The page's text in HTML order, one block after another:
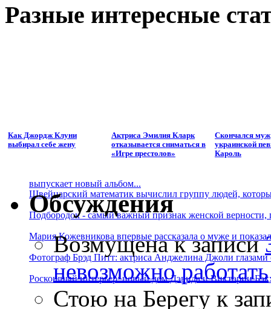
Разные интересные
Как Джордж Клуни
выбирал себе жену
Актриса Эмилия Кларк
отказывается сниматься в
«Игре престолов»
Скончался муж
украинской
Кароль
выпускает новый альбом...
Швейцарский математик вычислил группу людей,
Подбородок - самый важный признак женской
Мария Кожевникова впервые рассказала о муже и
Фотограф Брэд Питт: актриса Анджелина Джоли глазами
Роскошный интерьер: новый дом Дэвида и Виктории
Обсуждения
Возмущенак записи
невозможно работать
Стою на Берегу к